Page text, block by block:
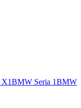
X1BMW Seria 1BMW